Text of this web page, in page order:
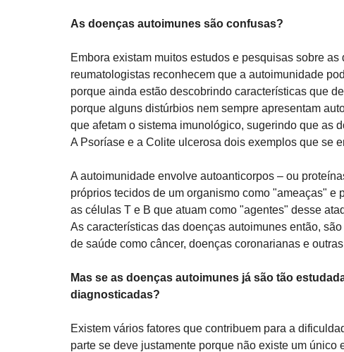
As doenças autoimunes são confusas?
Embora existam muitos estudos e pesquisas sobre
reumatologistas reconhecem que a autoimunidade
porque ainda estão descobrindo características que
porque alguns distúrbios nem sempre apresentam
que afetam o sistema imunológico, sugerindo que as
A Psoríase e a Colite ulcerosa dois exemplos que se
A autoimunidade envolve autoanticorpos – ou
próprios tecidos de um organismo como "ameaças" e
as células T e B que atuam como "agentes" desse
As características das doenças autoimunes então,
de saúde como câncer, doenças coronarianas e
Mas se as doenças autoimunes já são tão
diagnosticadas?
Existem vários fatores que contribuem para a
parte se deve justamente porque não existe um único